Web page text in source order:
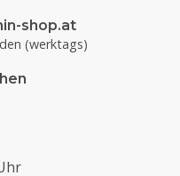
shop.at
(werktags)